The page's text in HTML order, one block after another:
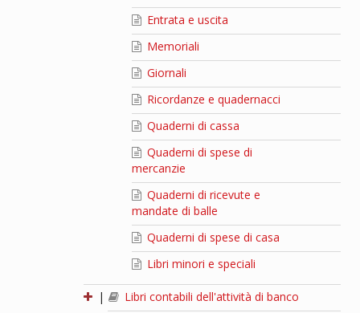
Entrata e uscita
Memoriali
Giornali
Ricordanze e quadernacci
Quaderni di cassa
Quaderni di spese di
mercanzie
Quaderni di ricevute e
mandate di balle
Quaderni di spese di casa
Libri minori e speciali
|
Libri contabili dell'attività di banco